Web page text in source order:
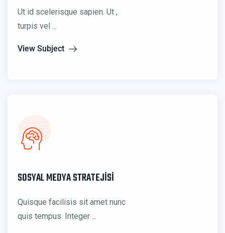
Ut id scelerisque sapien. Ut ,
turpis vel ...
View Subject
SOSYAL MEDYA STRATEJISI
Quisque facilisis sit amet nunc
quis tempus. Integer ...